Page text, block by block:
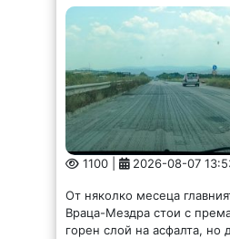
1100 | 2026-08-07
От няколко месеца
Враца-Мездра стои с
горен слой на асфалта, но